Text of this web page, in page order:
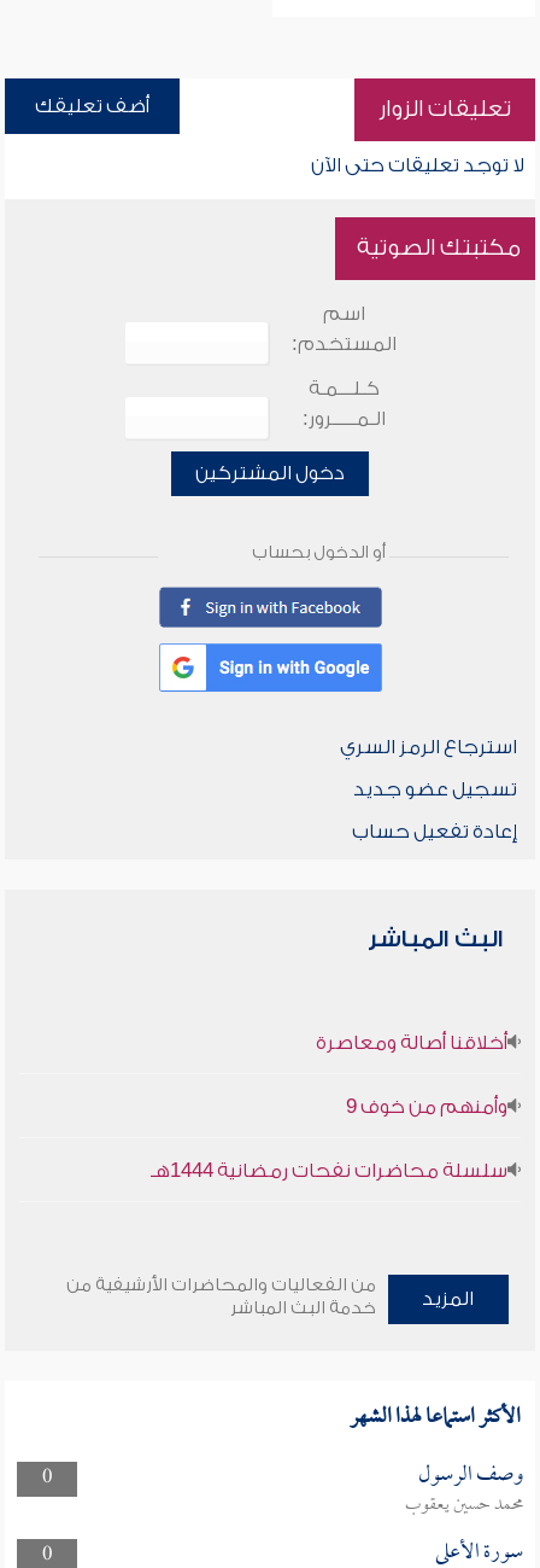
تعليقات الزوار أضف تعليقك
لا توجد تعليقات حتى الآن
مكتبتك الصوتية
اسم
المستخدم:
كـلـــمـة
الـمـــــرور:
دخول المشتركين
أو الدخول بحساب
استرجاع الرمز السري
تسجيل عضو جديد
إعادة تفعيل حساب
البث المباشر
أخلاقنا أصالة ومعاصرة
وأمنهم من خوف 9
سلسلة محاضرات نفحات رمضانية 1444هـ
المزيد
من الفعاليات والمحاضرات الأرشيفية من
خدمة البث المباشر
الأكثر استماعا لهذا الشهر
0 وصف الرسول
محمد حسين يعقوب
0
سورة الأعلى